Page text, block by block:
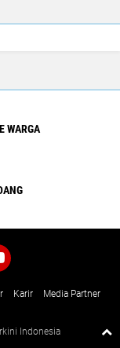
WARGA
Karir
Media Partner
Indonesia